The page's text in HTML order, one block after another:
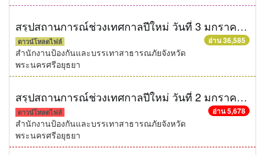
สรุปสถานการณ์ช่วงเทศกาลปีใหม่ วันที่ 3 มกราคม 2559
ดาวน์โหลดไฟล์ อ่าน 36,585
สำนักงานป้องกันและบรรเทาสาธารณภัยจังหวัด
พระนครศรีอยุธยา
สรุปสถานการณ์ช่วงเทศกาลปีใหม่ วันที่ 2 มกราคม 2559
ดาวน์โหลดไฟล์ อ่าน 5,678
สำนักงานป้องกันและบรรเทาสาธารณภัยจังหวัด
พระนครศรีอยุธยา